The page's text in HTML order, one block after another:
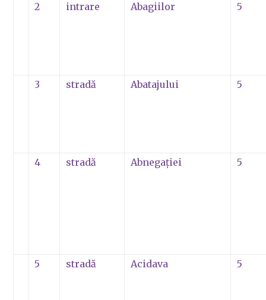
2 intrare Abagiilor 5
3 stradă Abatajului 5
4 stradă Abnegaţiei 5
5 stradă Acidava 5